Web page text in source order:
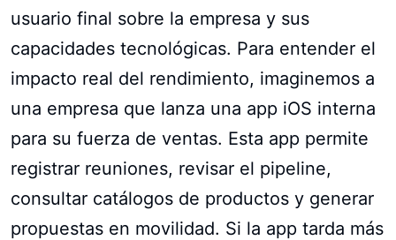
usuario final sobre la empresa y sus
capacidades tecnológicas. Para entender el
impacto real del rendimiento, imaginemos a
una empresa que lanza una app iOS interna
para su fuerza de ventas. Esta app permite
registrar reuniones, revisar el pipeline,
consultar catálogos de productos y generar
propuestas en movilidad. Si la app tarda más